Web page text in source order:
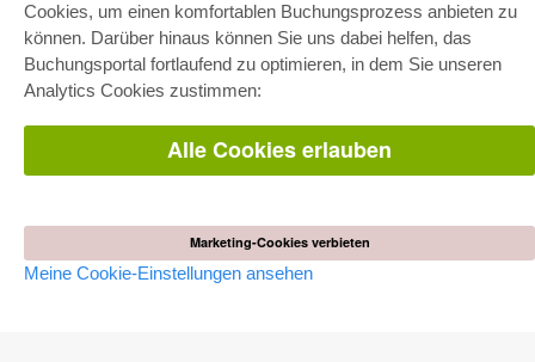
Cookies, um einen komfortablen Buchungsprozess anbieten zu
können. Darüber hinaus können Sie uns dabei helfen, das
Buchungsportal fortlaufend zu optimieren, in dem Sie unseren
Analytics Cookies zustimmen:
Alle Cookies erlauben
Marketing-Cookies verbieten
Meine Cookie-Einstellungen ansehen
E-COLLECTION
Gesamtpaket
Fachbereichspakete
Bereitstellung von E-Books
Häufig gestellte Fragen (FAQ)
AGB